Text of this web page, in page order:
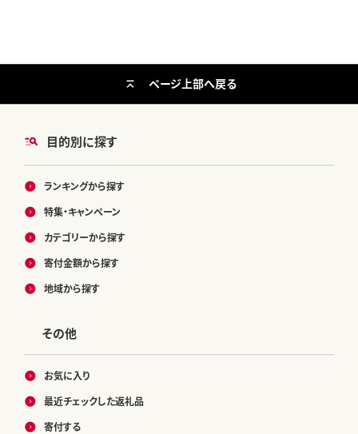
目的別に探す
ランキングから探す
特集・キャンペーン
カテゴリーから探す
寄付金額から探す
地域から探す
その他
お気に入り
最近チェックした返礼品
寄付する
ページ上部へ戻る